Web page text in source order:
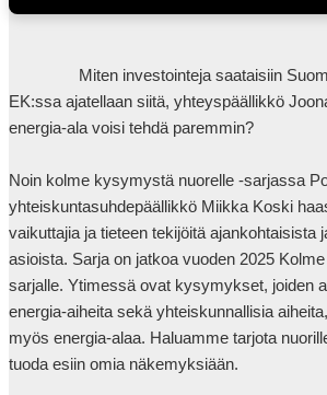
EK:ssa ajatellaan siitä, yhteyspäällikkö
energia-ala voisi tehdä paremmin?
Noin kolme kysymystä nuorelle -sarjassa
yhteiskuntasuhdepäällikkö Miikka Koski
vaikuttajia ja tieteen tekijöitä ajankohtaisista
asioista. Sarja on jatkoa vuoden 2025
sarjalle. Ytimessä ovat kysymykset, joiden
energia-aiheita sekä yhteiskunnallisia
myös energia-alaa. Haluamme tarjota
tuoda esiin omia näkemyksiään.